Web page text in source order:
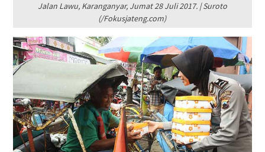
Jalan Lawu, Karanganyar, Jumat 28 Juli 2017. | Suroto
(/Fokusjateng.com)